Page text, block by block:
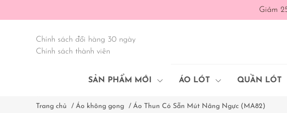
Giảm
Chính sách đổi hàng 30 ngày
Chính sách thành viên
SẢN PHẨM MỚI ÁO LÓT QUẦN LÓT
Trang chủ / Áo không gọng / Áo Thun Có Sẵn Mút Nâng Ngực (MA82)